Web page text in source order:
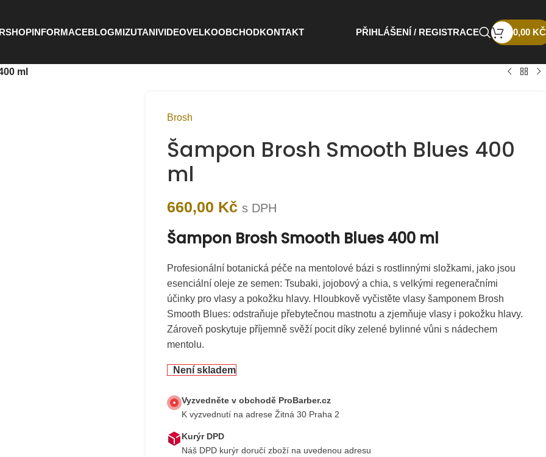
INFORMACEBLOGMIZUTANIVIDEOVELKOOBCHODKONTAKT PŘIHLÁŠENÍ / REGISTRACE 0,00 KČ
ml
Brosh
Šampon Brosh Smooth Blues 400
ml
660,00 Kč s DPH
Šampon Brosh Smooth Blues 400 ml
Profesionální botanická péče na mentolové bázi s rostlinnými složkami, jako jsou
esenciální oleje ze semen: Tsubaki, jojobový a chia, s velkými regeneračními
účinky pro vlasy a pokožku hlavy. Hloubkově vyčistěte vlasy šamponem Brosh
Smooth Blues: odstraňuje přebytečnou mastnotu a zjemňuje vlasy i pokožku hlavy.
Zároveň poskytuje příjemně svěží pocit díky zelené bylinné vůni s nádechem
mentolu.
Není skladem
Vyzvedněte v obchodě ProBarber.cz
K vyzvednutí na adrese Žitná 30 Praha 2
Kurýr DPD
Náš DPD kurýr doručí zboží na uvedenou adresu